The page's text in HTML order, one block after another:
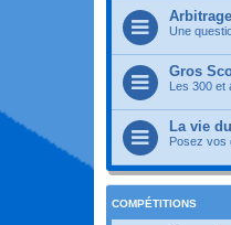
Arbitrage
Une
Gros
Les 300 et
La vie
Posez vos
COMPÉTITIONS